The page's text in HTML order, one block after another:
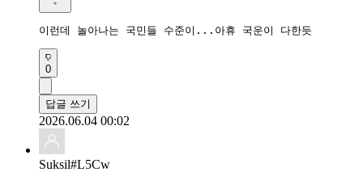
이런데 놀아나는 국민들 수준이...아휴 국운이 다한듯
0
답글 쓰기
2026.06.04 00:02
Suksil#L5Cw